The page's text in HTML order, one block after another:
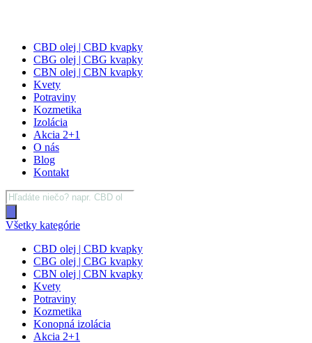
CBD olej | CBD kvapky
CBG olej | CBG kvapky
CBN olej | CBN kvapky
Kvety
Potraviny
Kozmetika
Izolácia
Akcia 2+1
O nás
Blog
Kontakt
Products
search
Všetky kategórie
CBD olej | CBD kvapky
CBG olej | CBG kvapky
CBN olej | CBN kvapky
Kvety
Potraviny
Kozmetika
Konopná izolácia
Akcia 2+1